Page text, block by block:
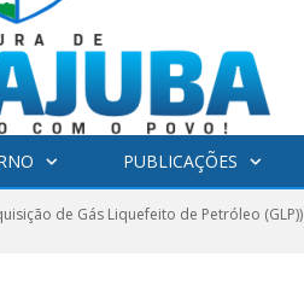
PUBLICAÇÕES
de Gás Liquefeito de Petróleo (GLP))